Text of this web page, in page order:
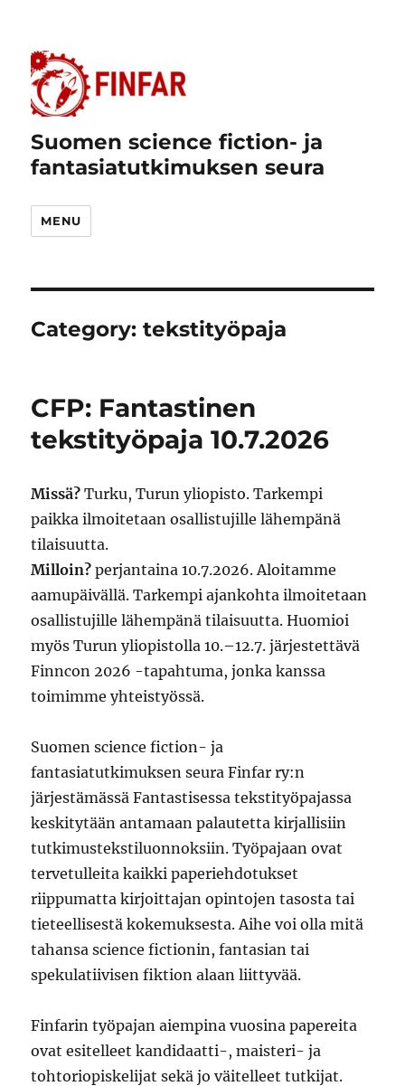
Suomen science fiction- ja
fantasiatutkimuksen seura
MENU
Category:tekstityöpaja
CFP: Fantastinen
tekstityöpaja 10.7.2026
Missä? Turku, Turun yliopisto. Tarkempi
paikka ilmoitetaan osallistujille lähempänä
tilaisuutta.
Milloin? perjantaina 10.7.2026. Aloitamme
aamupäivällä. Tarkempi ajankohta ilmoitetaan
osallistujille lähempänä tilaisuutta. Huomioi
myös Turun yliopistolla 10.–12.7. järjestettävä
Finncon 2026 -tapahtuma, jonka kanssa
toimimme yhteistyössä.
Suomen science fiction- ja
fantasiatutkimuksen seura Finfar ry:n
järjestämässä Fantastisessa tekstityöpajassa
keskitytään antamaan palautetta kirjallisiin
tutkimustekstiluonnoksiin. Työpajaan ovat
tervetulleita kaikki paperiehdotukset
riippumatta kirjoittajan opintojen tasosta tai
tieteellisestä kokemuksesta. Aihe voi olla mitä
tahansa science fictionin, fantasian tai
spekulatiivisen fiktion alaan liittyvää.
Finfarin työpajan aiempina vuosina papereita
ovat esitelleet kandidaatti-, maisteri- ja
tohtoriopiskelijat sekä jo väitelleet tutkijat.